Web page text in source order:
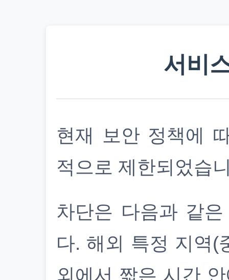
서비
현재 보안 정책에
적으로 제한되었습
차단은 다음과 같
다. 해외 특정 지역(
외에서 짧은 시간